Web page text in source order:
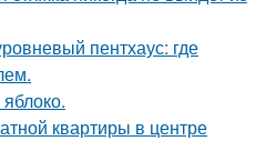
пентхаус: где
квартиры в центре